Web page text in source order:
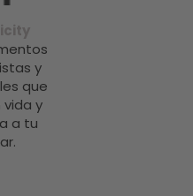
y
que
y
a tu